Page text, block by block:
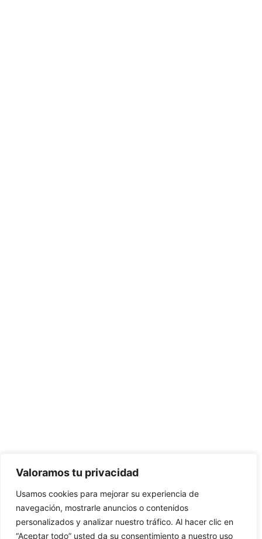
Valoramos tu privacidad
Usamos cookies para mejorar su experiencia de
navegación, mostrarle anuncios o contenidos
personalizados y analizar nuestro tráfico. Al hacer clic en
“Aceptar todo” usted da su consentimiento a nuestro uso